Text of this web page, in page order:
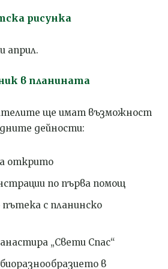
рисунка
април.
в планината
ще имат възможност
дейности:
открито
по първа помощ
пътека с планинско
„Свети Спас“
в